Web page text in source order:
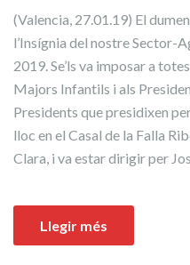
(Valencia, 27.01.19) El
l’Insígnia del nostre Sector-
2019. Se’ls va imposar a
Majors Infantils i als
Presidents que presidixen
lloc en el Casal de la Falla
Clara, i va estar dirigir per
Llegir més